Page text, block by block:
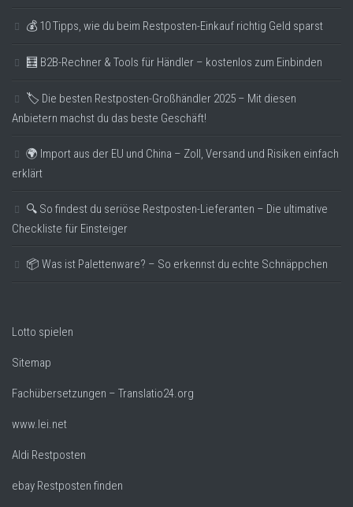
💰 10 Tipps, wie du beim Restposten-Einkauf richtig Geld sparst
🧮 B2B-Rechner & Tools für Händler – kostenlos zum Einbinden
🏷️ Die besten Restposten-Großhändler 2025 – Mit diesen
Anbietern machst du das beste Geschäft!
🌍 Import aus der EU und China – Zoll, Versand und Risiken einfach
erklärt
🔍 So findest du seriöse Restposten-Lieferanten – Die ultimative
Checkliste für Einsteiger
📦 Was ist Palettenware? – So erkennst du echte Schnäppchen
Lotto spielen
Sitemap
Fachübersetzungen – Translatio24.org
www.lei.net
Aldi Restposten
ebay Restposten finden